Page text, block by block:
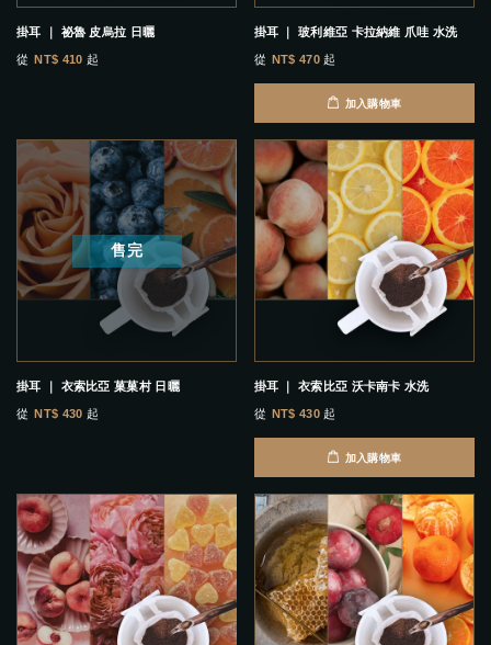
掛耳 ｜ 祕魯 皮烏拉 日曬
從 NT$ 410 起
掛耳 ｜ 玻利維亞 卡拉納維 爪哇 水洗
從 NT$ 470起
加入購物車
售完
掛耳 ｜ 衣索比亞 菓菓村 日曬
從 NT$ 430 起
掛耳 ｜ 衣索比亞 沃卡南卡 水洗
從 NT$ 430起
加入購物車